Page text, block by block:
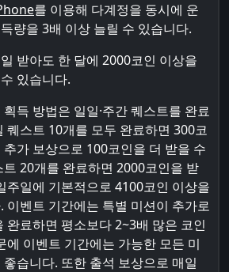
를 이용해 다계정을 동시에 운
량을 3배 이상 늘릴 수 있습니다.
받아도 한 달에 2000코인 이상을
있습니다.
득 방법은 일일·주간 퀘스트를 완료
퀘스트 10개를 모두 완료하면 300코
가 보상으로 100코인을 더 받을 수
20개를 완료하면 2000코인을 받
주일에 기본적으로 4100코인 이상을
이벤트 기간에는 특별 미션이 추가로
완료하면 평소보다 2~3배 많은 코인
에 이벤트 기간에는 가능한 모든 미
습니다. 또한 출석 보상으로 매일